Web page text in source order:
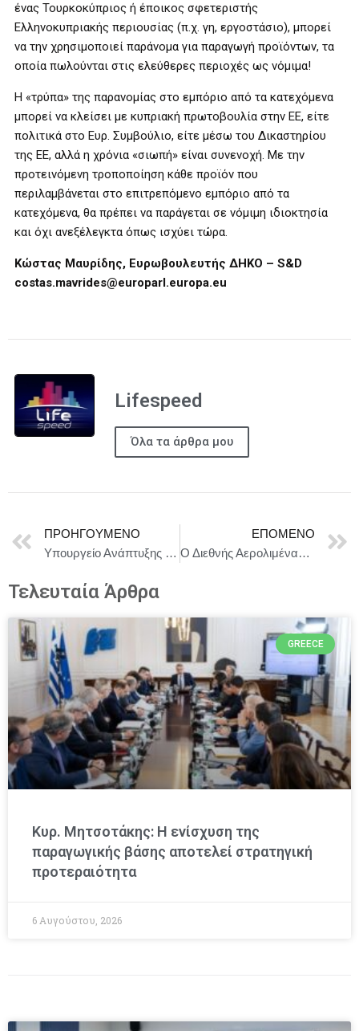
ένας Τουρκοκύπριος ή έποικος σφετεριστής
Ελληνοκυπριακής περιουσίας (π.χ. γη, εργοστάσιο), μπορεί
να την χρησιμοποιεί παράνομα για παραγωγή προϊόντων, τα
οποία πωλούνται στις ελεύθερες περιοχές ως νόμιμα!
Η «τρύπα» της παρανομίας στο εμπόριο από τα κατεχόμενα
μπορεί να κλείσει με κυπριακή πρωτοβουλία στην ΕΕ, είτε
πολιτικά στο Ευρ. Συμβούλιο, είτε μέσω του Δικαστηρίου
της ΕΕ, αλλά η χρόνια «σιωπή» είναι συνενοχή. Με την
προτεινόμενη τροποποίηση κάθε προϊόν που
περιλαμβάνεται στο επιτρεπόμενο εμπόριο από τα
κατεχόμενα, θα πρέπει να παράγεται σε νόμιμη ιδιοκτησία
και όχι ανεξέλεγκτα όπως ισχύει τώρα.
Κώστας Μαυρίδης, Ευρωβουλευτής ΔΗΚΟ – S&D
costas.mavrides@europarl.europa.eu
Lifespeed
Όλα τα άρθρα μου
ΠΡΟΗΓΟΎΜΕΝΟ
Υπουργείο Ανάπτυξης : Έκτακτοι έλεγχοι της ΔΙΜΕΑ σε εταιρείες, πρατήρια πώλησης καυσίμων – πετρελαιοειδών
ΕΠΌΜΕΝΟ
Ο Διεθνής Αερολιμένας Αθηνών και η Gulf Air γιόρτασαν μαζί τα 75σ γενέθλια της εταιρείας!
Τελευταία Άρθρα
GREECE
Κυρ. Μητσοτάκης: Η ενίσχυση της
παραγωγικής βάσης αποτελεί στρατηγική
προτεραιότητα
6 Αυγούστου, 2026